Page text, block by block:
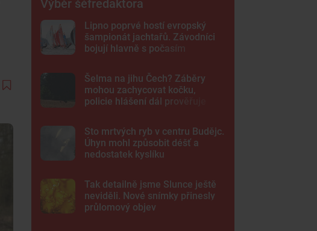
Výběr šéfredaktora
Lipno poprvé hostí evropský
šampionát jachtařů. Závodníci
bojují hlavně s počasím
Šelma na jihu Čech? Záběry
mohou zachycovat kočku,
policie hlášení dál prověřuje
Sto mrtvých ryb v centru Budějc.
Úhyn mohl způsobit déšť a
nedostatek kyslíku
Tak detailně jsme Slunce ještě
neviděli. Nové snímky přinesly
průlomový objev